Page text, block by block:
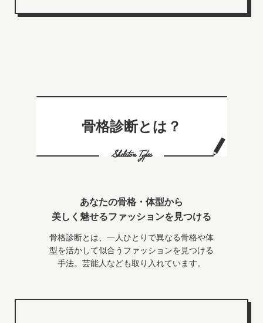
骨格診断とは？
Skeleton Types
あなたの骨格・体型から
美しく魅せるファッションを見つける
骨格診断とは、一人ひとりで異なる骨格や体
型を活かして似合うファッションを見つける
手法。芸能人なども取り入れています。